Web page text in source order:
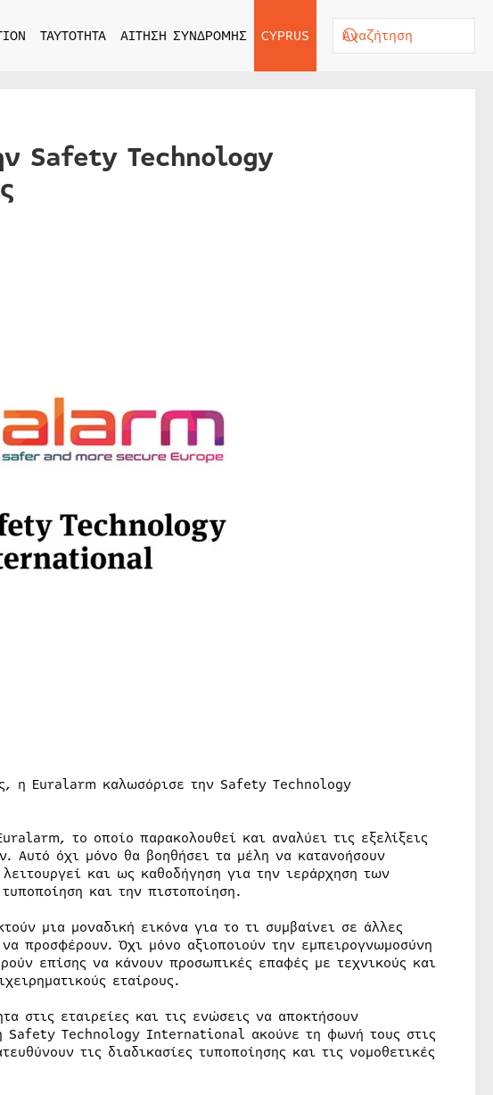
ΤΑΥΤΟΤΗΤΑ ΑΙΤΗΣΗ ΣΥΝΔΡΟΜΗΣ CYPRUS
Safety Technology
η Euralarm καλωσόρισε την Safety Technology
το οποίο παρακολουθεί και αναλύει τις εξελίξεις
Αυτό όχι μόνο θα βοηθήσει τα μέλη να κατανοήσουν
και ως καθοδήγηση για την ιεράρχηση των
και την πιστοποίηση.
μια μοναδική εικόνα για το τι συμβαίνει σε άλλες
προσφέρουν. Όχι μόνο αξιοποιούν την εμπειρογνωμοσύνη
επίσης να κάνουν προσωπικές επαφές με τεχνικούς και
εταίρους.
στις εταιρείες και τις ενώσεις να αποκτήσουν
Safety Technology International ακούνε τη φωνή τους στις
τις διαδικασίες τυποποίησης και τις νομοθετικές